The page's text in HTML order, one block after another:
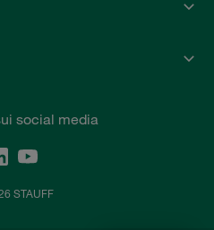
social media
STAUFF